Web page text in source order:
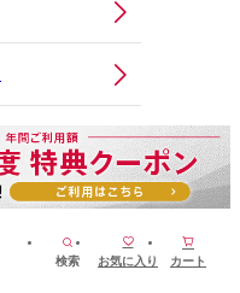
検索 お気に入り カート